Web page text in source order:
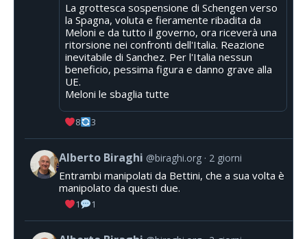
La grottesca sospensione di Schengen verso
la Spagna, voluta e fieramente ribadita da
Meloni e da tutto il governo, ora riceverà una
ritorsione nei confronti dell'Italia. Reazione
inevitabile di Sanchez. Per l'Italia nessun
beneficio, pessima figura e danno grave alla
UE.
Meloni le sbaglia tutte
8 3
Alberto Biraghi @biraghi.org 2 giorni
Entrambi manipolati da Bettini, che a sua volta è
manipolato da questi due.
1 1